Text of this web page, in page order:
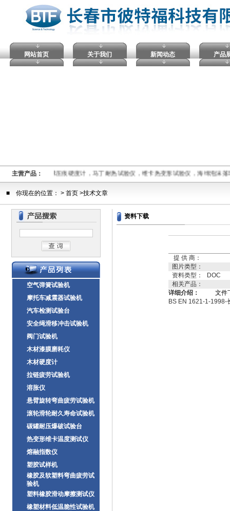
网站首页 关于我们 新闻动态 产品
主营产品：
穿试验仪，塑料球压痕硬度计，马丁耐热试验仪，维卡热变形试验仪，海绵泡沫
■ 你现在的位置： > 首页 >技术文章
空气弹簧试验机
摩托车减震器试验机
汽车检测试验台
安全绳滑移冲击试验机
阀门试验机
木材漆膜磨耗仪
木材硬度计
拉链疲劳试验机
溶胀仪
悬臂旋转弯曲疲劳试验机
滚轮滑轮耐久寿命试验机
碳罐耐压爆破试验台
热变形维卡温度测试仪
熔融指数仪
塑胶试样机
橡胶及软塑料弯曲疲劳试
验机
塑料橡胶滑动摩擦测试仪
橡塑材料低温脆性试验机
资料下载
提 供 商：
图片类型：
资料类型：
DOC
相关产品：
详细介绍：
文件
BS EN 1621-1-1998-